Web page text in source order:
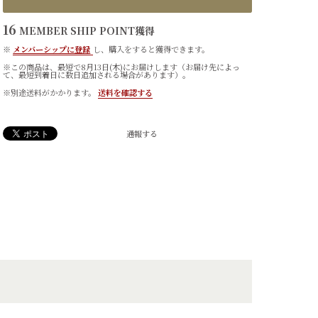
16 MEMBER SHIP POINT獲得
※ メンバーシップに登録 し、購入をすると獲得できます。
※この商品は、最短で8月13日(木)にお届けします（お届け先によっ
て、最短到着日に数日追加される場合があります）。
※別途送料がかかります。
送料を確認する
通報する